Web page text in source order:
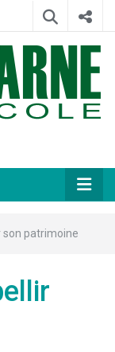
son patrimoine